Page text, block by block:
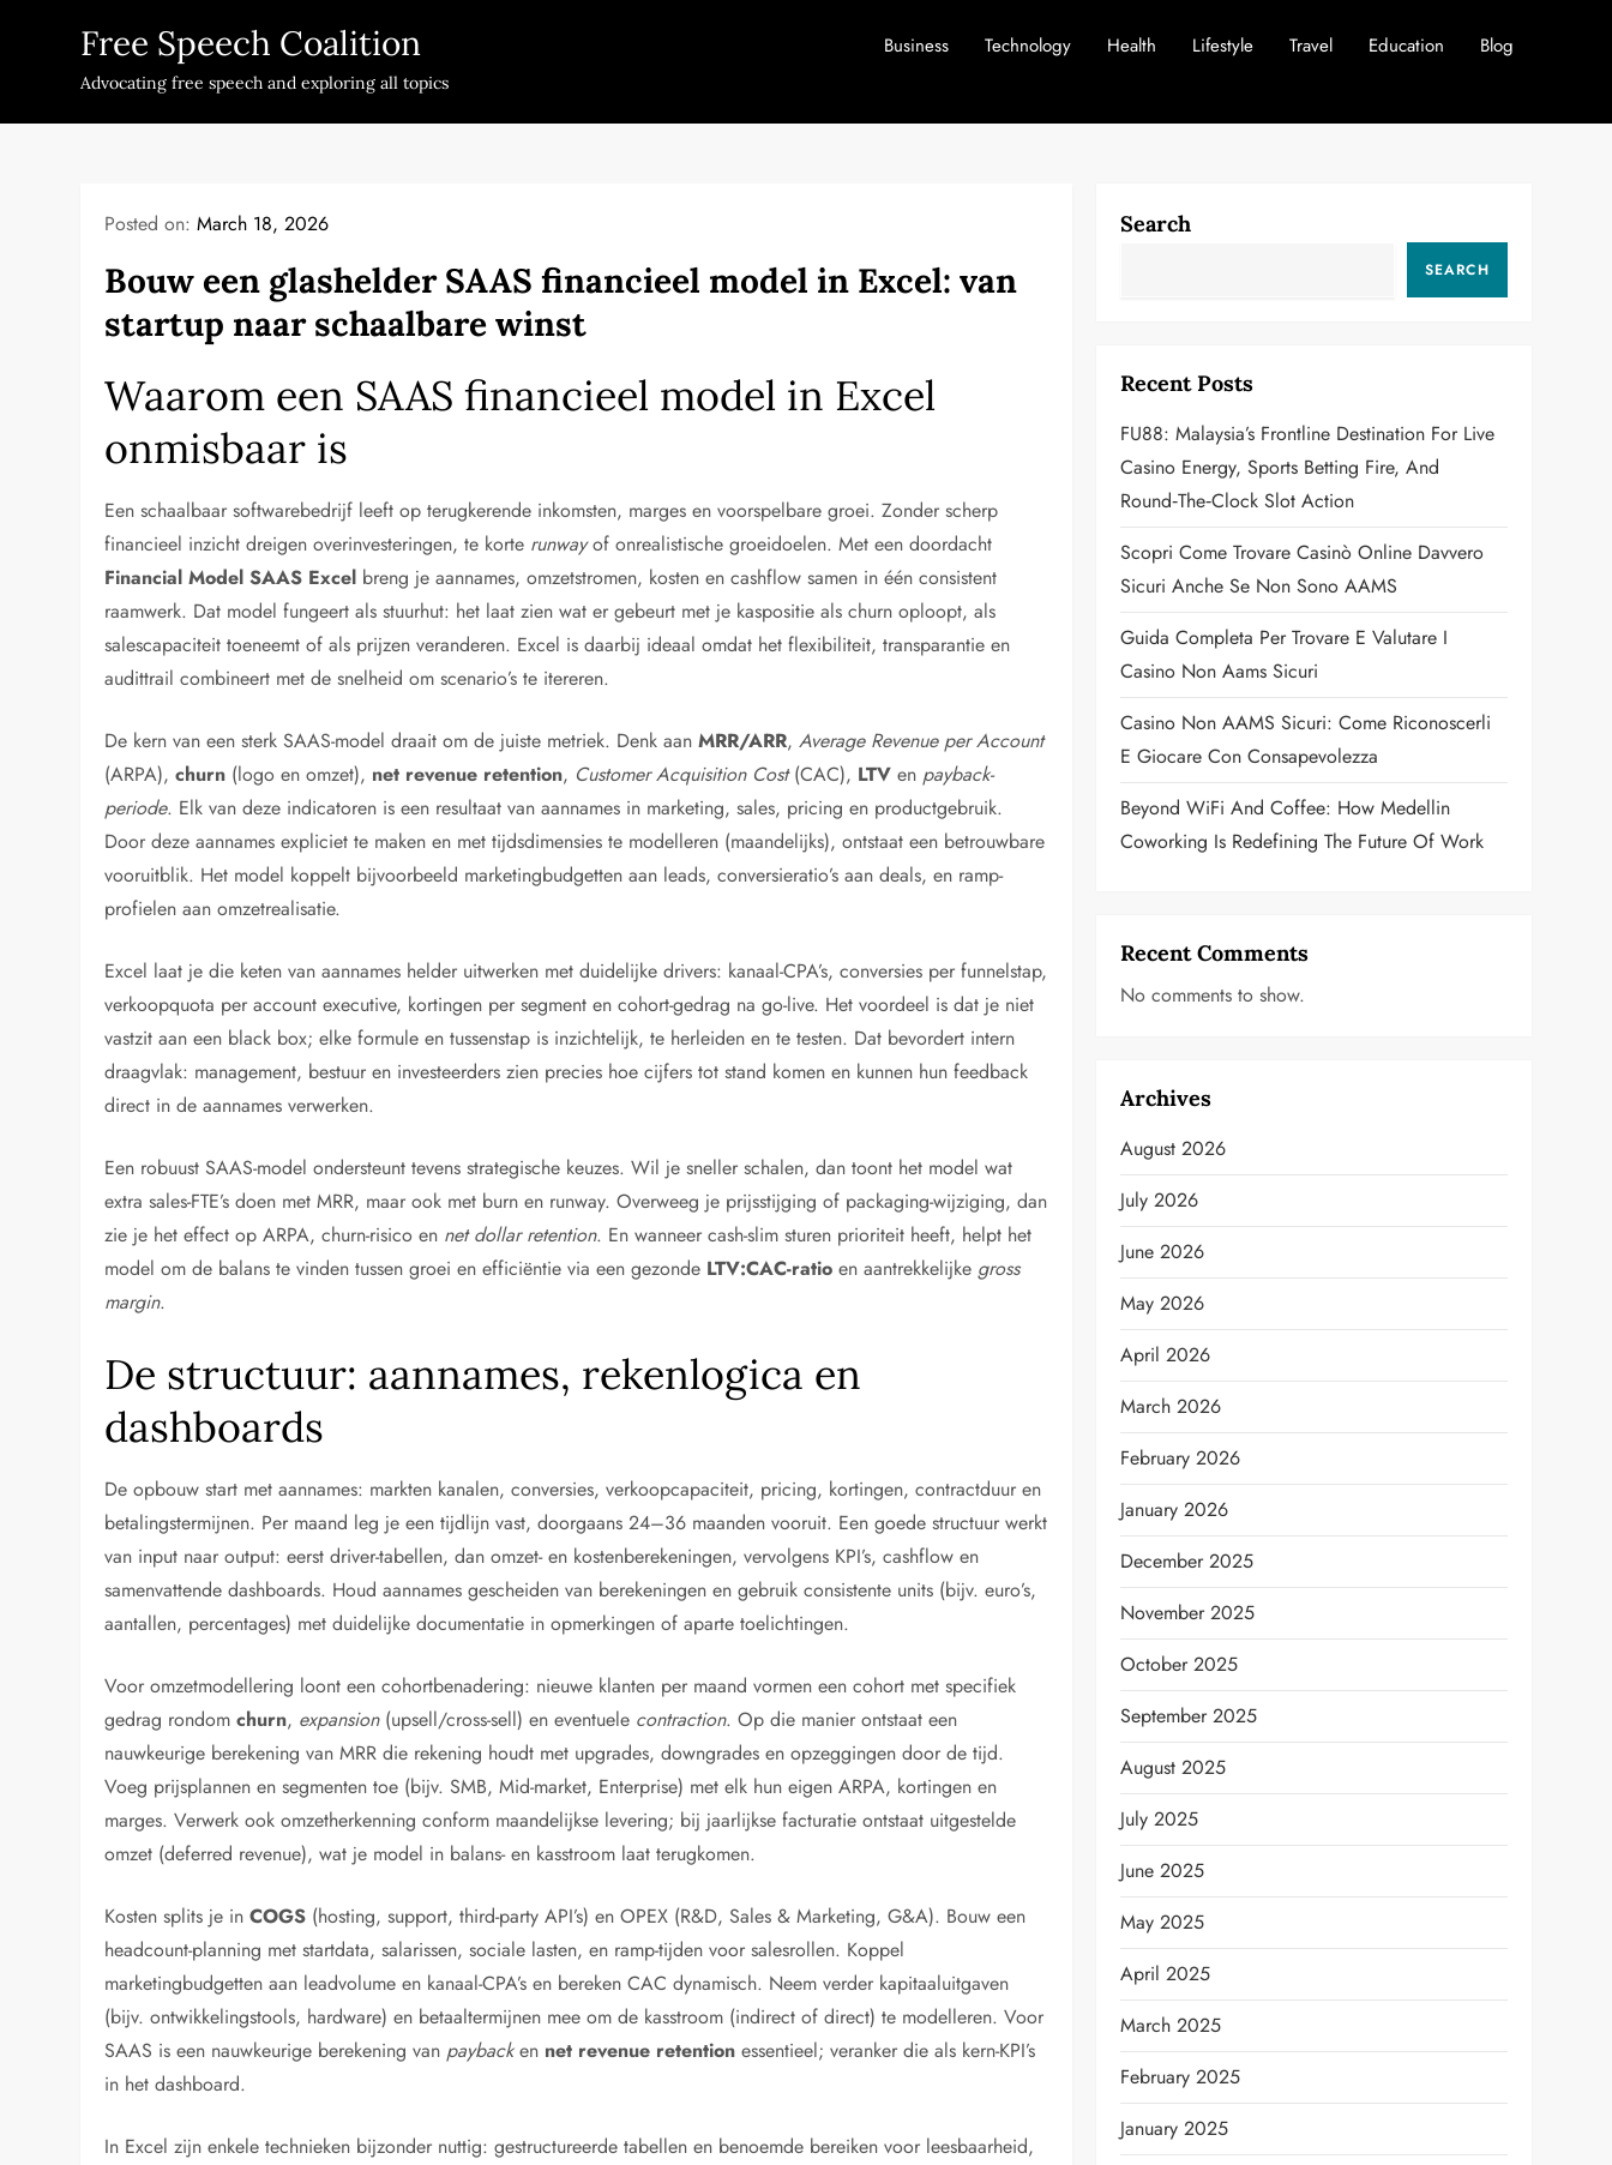
Free Speech Coalition
Advocating free speech and exploring all topics
Business Technology Health Lifestyle Travel Education Blog
Posted on:March 18, 2026
Bouw een glashelder SAAS financieel model in Excel: van
startup naar schaalbare winst
Waarom een SAAS financieel model in Excel
onmisbaar is
Een schaalbaar softwarebedrijf leeft op terugkerende inkomsten, marges en voorspelbare groei. Zonder scherp
financieel inzicht dreigen overinvesteringen, te korte runwayof onrealistische groeidoelen. Met een doordacht
Financial Model SAAS Excel breng je aannames, omzetstromen, kosten en cashflow samen in één consistent
raamwerk. Dat model fungeert als stuurhut: het laat zien wat er gebeurt met je kaspositie als churn oploopt, als
salescapaciteit toeneemt of als prijzen veranderen. Excel is daarbij ideaal omdat het flexibiliteit, transparantie en
audittrail combineert met de snelheid om scenario’s te itereren.
De kern van een sterk SAAS-model draait om de juiste metriek. Denk aanMRR/ARR,Average Revenue per Account
(ARPA),churn (logo en omzet), net revenue retention, Customer Acquisition Cost(CAC), LTV en payback-
periode. Elk van deze indicatoren is een resultaat van aannames in marketing, sales, pricing en productgebruik.
Door deze aannames expliciet te maken en met tijdsdimensies te modelleren (maandelijks), ontstaat een betrouwbare
vooruitblik. Het model koppelt bijvoorbeeld marketingbudgetten aan leads, conversieratio’s aan deals, en ramp-
profielen aan omzetrealisatie.
Excel laat je die keten van aannames helder uitwerken met duidelijke drivers: kanaal-CPA’s, conversies per funnelstap,
verkoopquota per account executive, kortingen per segment en cohort-gedrag na go-live. Het voordeel is dat je niet
vastzit aan een black box; elke formule en tussenstap is inzichtelijk, te herleiden en te testen. Dat bevordert intern
draagvlak: management, bestuur en investeerders zien precies hoe cijfers tot stand komen en kunnen hun feedback
direct in de aannames verwerken.
Een robuust SAAS-model ondersteunt tevens strategische keuzes. Wil je sneller schalen, dan toont het model wat
extra sales-FTE’s doen met MRR, maar ook met burn en runway. Overweeg je prijsstijging of packaging-wijziging, dan
zie je het effect op ARPA, churn-risico en net dollar retention. En wanneer cash-slim sturen prioriteit heeft, helpt het
model om de balans te vinden tussen groei en efficiëntie via een gezonde LTV:CAC-ratio en aantrekkelijkegross
margin.
De structuur: aannames, rekenlogica en
dashboards
De opbouw start met aannames: markten kanalen, conversies, verkoopcapaciteit, pricing, kortingen, contractduur en
betalingstermijnen. Per maand leg je een tijdlijn vast, doorgaans 24–36 maanden vooruit. Een goede structuur werkt
van input naar output: eerst driver-tabellen, dan omzet- en kostenberekeningen, vervolgens KPI’s, cashflow en
samenvattende dashboards. Houd aannames gescheiden van berekeningen en gebruik consistente units (bijv. euro’s,
aantallen, percentages) met duidelijke documentatie in opmerkingen of aparte toelichtingen.
Voor omzetmodellering loont een cohortbenadering: nieuwe klanten per maand vormen een cohort met specifiek
gedrag rondomchurn, expansion(upsell/cross-sell) en eventuele contraction. Op die manier ontstaat een
nauwkeurige berekening van MRR die rekening houdt met upgrades, downgrades en opzeggingen door de tijd.
Voeg prijsplannen en segmenten toe (bijv. SMB, Mid-market, Enterprise) met elk hun eigen ARPA, kortingen en
marges. Verwerk ook omzetherkenning conform maandelijkse levering; bij jaarlijkse facturatie ontstaat uitgestelde
omzet (deferred revenue), wat je model in balans- en kasstroom laat terugkomen.
Kosten splits je inCOGS (hosting, support, third-party API’s) en OPEX (R&D, Sales & Marketing, G&A). Bouw een
headcount-planning met startdata, salarissen, sociale lasten, en ramp-tijden voor salesrollen. Koppel
marketingbudgetten aan leadvolume en kanaal-CPA’s en bereken CAC dynamisch. Neem verder kapitaaluitgaven
(bijv. ontwikkelingstools, hardware) en betaaltermijnen mee om de kasstroom (indirect of direct) te modelleren. Voor
SAAS is een nauwkeurige berekening van paybacken net revenue retention essentieel; veranker die als kern-KPI’s
in het dashboard.
In Excel zijn enkele technieken bijzonder nuttig: gestructureerde tabellen en benoemde bereiken voor leesbaarheid,
Search
SEARCH
Recent Posts
FU88: Malaysia’s Frontline Destination For Live
Casino Energy, Sports Betting Fire, And
Round‑the‑Clock Slot Action
Scopri Come Trovare Casinò Online Davvero
Sicuri Anche Se Non Sono AAMS
Guida Completa Per Trovare E Valutare I
Casino Non Aams Sicuri
Casino Non AAMS Sicuri: Come Riconoscerli
E Giocare Con Consapevolezza
Beyond WiFi And Coffee: How Medellin
Coworking Is Redefining The Future Of Work
Recent Comments
No comments to show.
Archives
August 2026
July 2026
June 2026
May 2026
April 2026
March 2026
February 2026
January 2026
December 2025
November 2025
October 2025
September 2025
August 2025
July 2025
June 2025
May 2025
April 2025
March 2025
February 2025
January 2025